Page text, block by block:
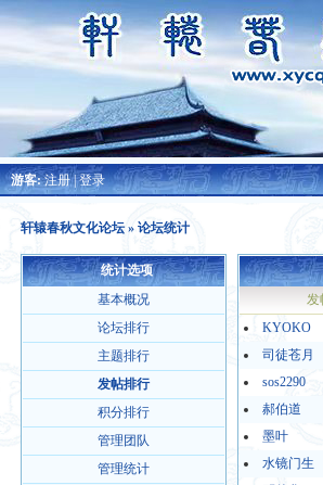
游客:注册|登录
轩辕春秋文化论坛» 论坛统计
统计选项
基本概况
论坛排行
主题排行
发帖排行
积分排行
管理团队
管理统计
发
KYOKO
司徒苍月
sos2290
郝伯道
墨叶
水镜门生